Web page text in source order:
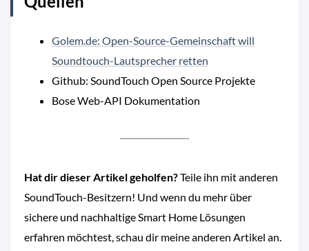
Golem.de: Open-Source-Gemeinschaft will
Soundtouch-Lautsprecher retten
Github: SoundTouch Open Source Projekte
Bose Web-API Dokumentation
Hat dir dieser Artikel geholfen?Teile ihn mit anderen
SoundTouch-Besitzern! Und wenn du mehr über
sichere und nachhaltige Smart Home Lösungen
erfahren möchtest, schau dir meine anderen Artikel an.